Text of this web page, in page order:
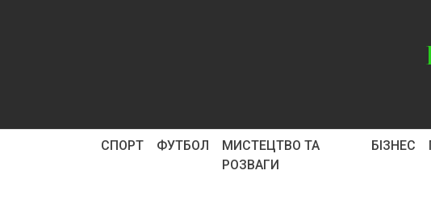
СПОРТ ФУТБОЛ
МИСТЕЦТВО ТА
РОЗВАГИ
БІЗНЕС